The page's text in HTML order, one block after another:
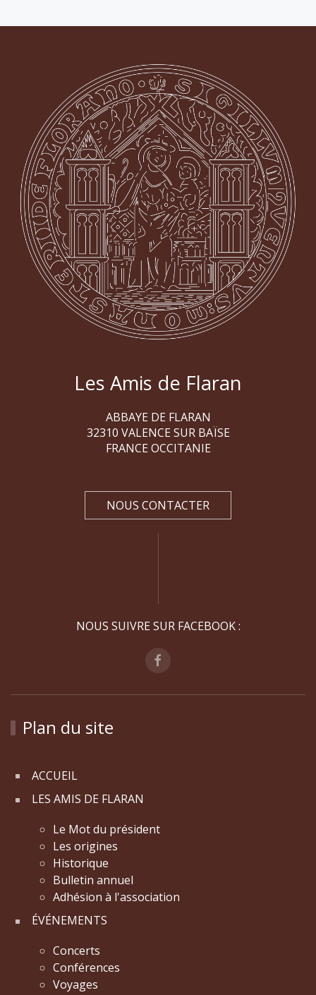
Les Amis de Flaran
ABBAYE DE FLARAN
32310 VALENCE SUR BAÏSE
FRANCE OCCITANIE
NOUS CONTACTER
NOUS SUIVRE SUR FACEBOOK :
Plan du site
ACCUEIL
LES AMIS DE FLARAN
Le Mot du président
Les origines
Historique
Bulletin annuel
Adhésion à l'association
ÉVÉNEMENTS
Concerts
Conférences
Voyages